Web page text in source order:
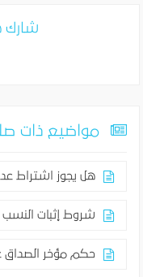
شارك
مواضيع ذات
هل يجوز اشتراط
شروط إثبات
حكم مؤخر الصداق